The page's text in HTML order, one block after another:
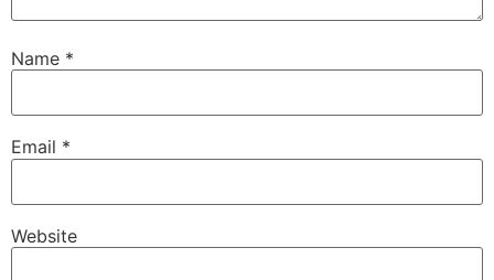
Name *
Email *
Website